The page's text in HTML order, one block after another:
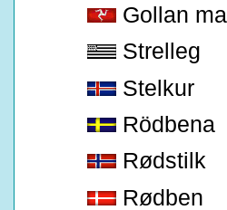
Gollan
Strelleg
Stelkur
Rödbena
Rødstilk
Rødben